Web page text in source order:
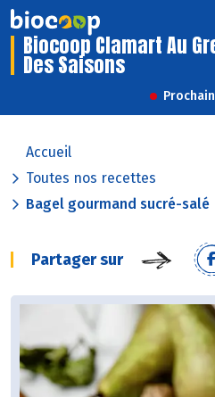
Biocoop Clamart Au
Des Saisons
Accueil
Toutes nos recettes
Bagel gourmand sucré-salé
Partager sur